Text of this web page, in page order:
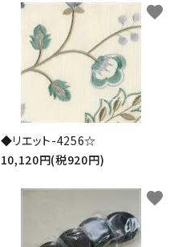
◆リエット-4256☆
10,120円(税920円)
favorite
favorite